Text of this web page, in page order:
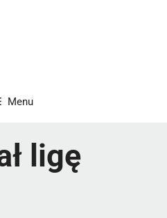
Menu
ligę